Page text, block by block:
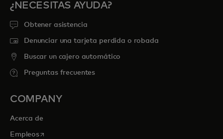
¿NECESITAS AYUDA?
Obtener asistencia
Denunciar una tarjeta perdida o robada
Buscar un cajero automático
Preguntas frecuentes
COMPANY
Acerca de
Empleosse abre en una pestaña nueva